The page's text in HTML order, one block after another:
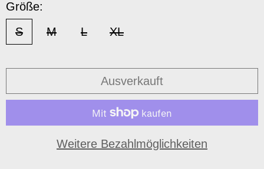
Größe:
S
M L XL
Ausverkauft
Weitere Bezahlmöglichkeiten